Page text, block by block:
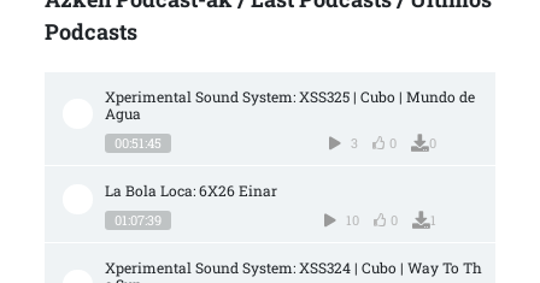
Podcasts
Xperimental Sound System: XSS325 | Cubo | Mundo de
Agua
00:51:45 3 0 0
La Bola Loca: 6X26 Einar
01:07:39 10 0 1
Xperimental Sound System: XSS324 | Cubo | Way To Th